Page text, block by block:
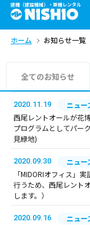
建機（建設機械）・重機レンタル
商品一覧
問合せ依頼リス
中部
九州・沖
ホーム お知らせ一覧
全てのお知らせ
2020.11.19
ニュー
西尾レントオールが花
プログラムとしてパー
見緑地)
2020.09.30
ニュー
「MIDORIオフィス」
行うため、西尾レント
します。）
2020.09.16
ニュー